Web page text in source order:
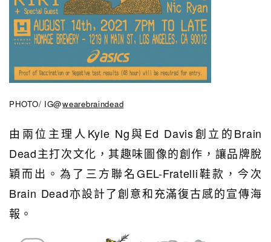
PHOTO/ IG@wearebraindead
由兩位主理人Kyle Ng與Ed Davis創立的Brain
Dead主打次文化，其趣味圖像的創作，讓品牌脫
穎而出。為了 三方聯名GEL-Fratelli鞋款， 今次
Brain Dead亦設計了創意和充滿復古感的宣傳海
報。